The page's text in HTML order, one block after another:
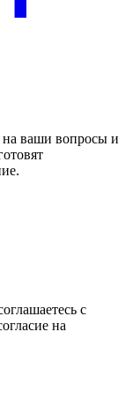
ваши вопросы и
с
на